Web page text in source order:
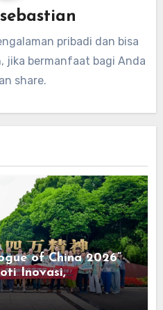
pribadi dan bisa
jika bermanfaat bagi Anda
share.
of China 2026”
Inovasi,